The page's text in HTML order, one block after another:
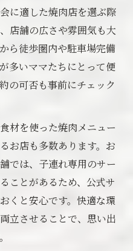
に適した焼肉店を選ぶ際
店舗の広さや雰囲気も大
ら徒歩圏内や駐車場完備
多いママたちにとって便
の可否も事前にチェック
材を使った焼肉メニュー
お店も多数あります。お
では、子連れ専用のサー
ことがあるため、公式サ
くと安心です。快適な環
立させることで、思い出